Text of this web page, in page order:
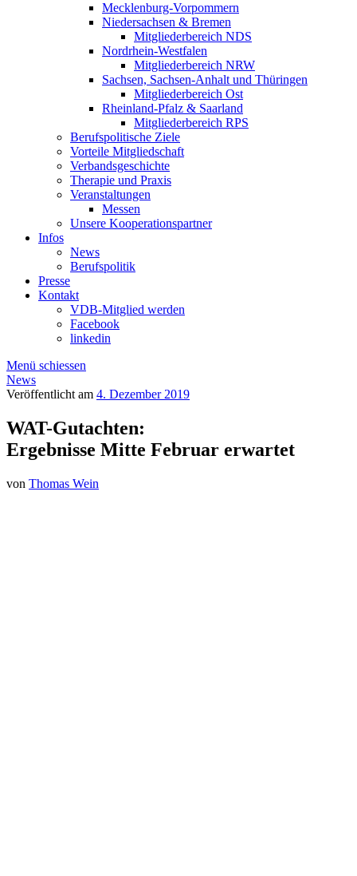
Mecklenburg-Vorpommern
Niedersachsen & Bremen
Mitgliederbereich NDS
Nordrhein-Westfalen
Mitgliederbereich NRW
Sachsen, Sachsen-Anhalt und Thüringen
Mitgliederbereich Ost
Rheinland-Pfalz & Saarland
Mitgliederbereich RPS
Berufspolitische Ziele
Vorteile Mitgliedschaft
Verbandsgeschichte
Therapie und Praxis
Veranstaltungen
Messen
Unsere Kooperationspartner
Infos
News
Berufspolitik
Presse
Kontakt
VDB-Mitglied werden
Facebook
linkedin
Menü schiessen
News
Veröffentlicht am 4. Dezember 2019
WAT-Gutachten:
Ergebnisse Mitte Februar erwartet
von Thomas Wein